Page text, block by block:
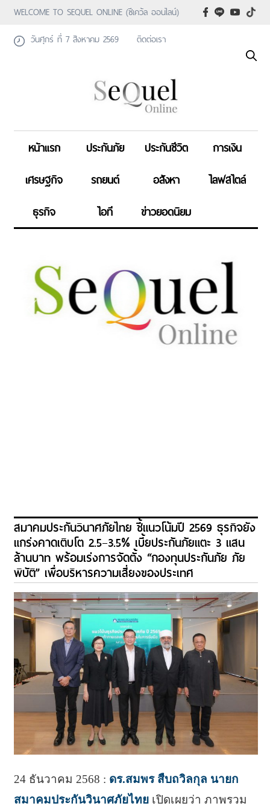
WELCOME TO SEQUEL ONLINE (ซีเคว้ล ออนไลน์)
วันศุกร์ ที่ 7 สิงหาคม 2569
ติดต่อเรา
หน้าแรก ประกันภัย ประกันชีวิต
การเงิน
เศรษฐกิจ
รถยนต์ อสังหา
ไลฟสไตล์
ธุรกิจ
ไอที ข่าวยอดนิยม
สมาคมประกันวินาศภัยไทย ชี้แนวโน้มปี 2569 ธุรกิจยัง
แกร่งคาดเติบโต 2.5–3.5% เบี้ยประกันภัยแตะ 3 แสน
ล้านบาท พร้อมเร่งการจัดตั้ง “กองทุนประกันภัย ภัย
พิบัติ” เพื่อบริหารความเสี่ยงของประเทศ
24 ธันวาคม 2568 : ดร.สมพร สืบถวิลกุล นายก
สมาคมประกันวินาศภัยไทยเปิดเผยว่า ภาพรวม